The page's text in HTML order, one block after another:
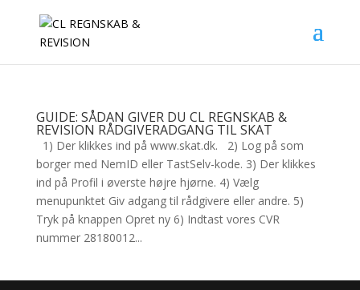
GUIDE: SÅDAN GIVER DU CL REGNSKAB &
REVISION RÅDGIVERADGANG TIL SKAT
1) Der klikkes ind på www.skat.dk. 2) Log på som
borger med NemID eller TastSelv-kode. 3) Der klikkes
ind på Profil i øverste højre hjørne. 4) Vælg
menupunktet Giv adgang til rådgivere eller andre. 5)
Tryk på knappen Opret ny 6) Indtast vores CVR
nummer 28180012...